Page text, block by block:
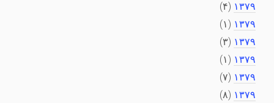
۱۳۷۹ (۴)
۱۳۷۹ (۱)
۱۳۷۹ (۳)
۱۳۷۹ (۱)
۱۳۷۹ (۷)
۱۳۷۹ (۸)